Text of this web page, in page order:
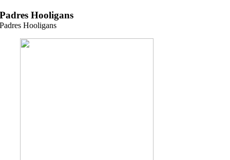
Zum
Inhalt
Padres Hooligans
Padres Hooligans